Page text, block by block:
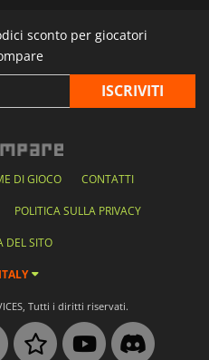
sconto per giocatori
DI GIOCO CONTATTI
POLITICA SULLA PRIVACY
DEL SITO
ITALY
Tutti i diritti riservati.